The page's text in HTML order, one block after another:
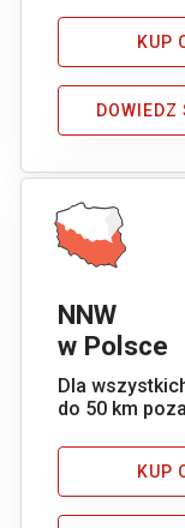
KUP
DOWIEDZ
NNW
w Polsce
Dla
do 50 km
KUP